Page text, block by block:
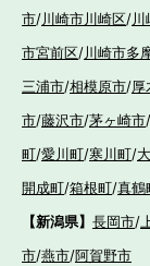
市/川崎市川崎区/
市宮前区/川崎市多
三浦市/相模原市/厚
市/藤沢市/茅ヶ崎市/
町/愛川町/寒川町/
開成町/箱根町/真鶴
【新潟県】 長岡市/
市/燕市/阿賀野市